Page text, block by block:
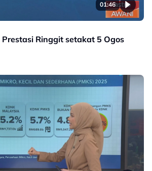
01:46
Ringgit setakat 5 Ogos